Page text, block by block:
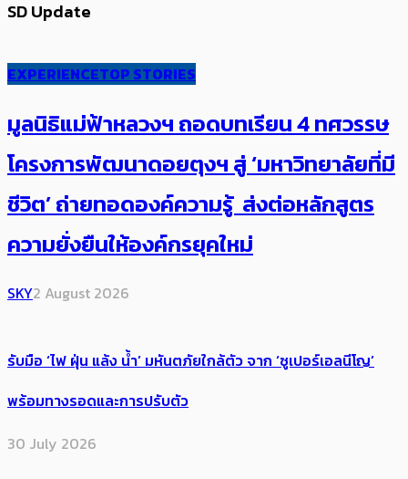
SD Update
EXPERIENCETOP STORIES
มูลนิธิแม่ฟ้าหลวงฯ ถอดบทเรียน 4 ทศวรรษ
โครงการพัฒนาดอยตุงฯ สู่ ‘มหาวิทยาลัยที่มี
ชีวิต’ ถ่ายทอดองค์ความรู้ ส่งต่อหลักสูตร
ความยั่งยืนให้องค์กรยุคใหม่
SKY2 August 2026
รับมือ ‘ไฟ ฝุ่น แล้ง น้ำ’ มหันตภัยใกล้ตัว จาก ‘ซูเปอร์เอลนีโญ’
พร้อมทางรอดและการปรับตัว
30 July 2026